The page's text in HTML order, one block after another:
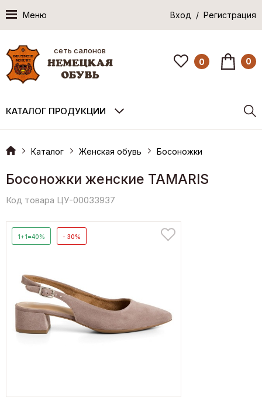
Меню Вход / Регистрация
сеть салонов
0 0
КАТАЛОГ ПРОДУКЦИИ
Каталог Женская обувь Босоножки
Босоножки женские TAMARIS
Код товара ЦУ-00033937
1+1=40% - 30%